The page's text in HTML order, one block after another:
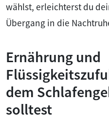
wählst, erleichterst du
Übergang in die
Ernährung und
dem
solltest